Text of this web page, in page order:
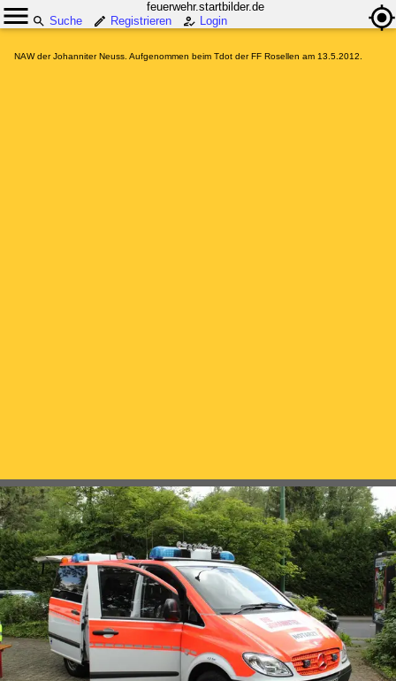
feuerwehr.startbilder.de
Suche
Registrieren Login
NAW der Johanniter Neuss. Aufgenommen beim Tdot der FF Rosellen am 13.5.2012.